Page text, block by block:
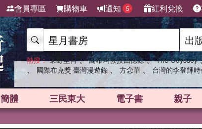
會員專區 購物車 通知 5 紅利兌換
熱搜： 東野圭吾 、 高希均教授回憶錄 、 The Odyssey
、 國際布克獎 臺灣漫遊錄 、 方念華 、 台灣的李登輝
簡體 三民東大 電子書 親子